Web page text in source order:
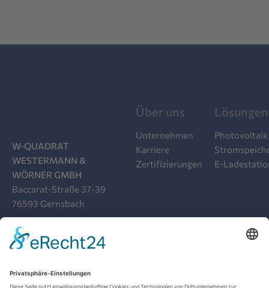
W-QUADRAT
WESTERMANN &
WÖRNER GMBH
Baccarat-Straße 37-39
76593 Gernsbach
Über uns
Unternehmen
Karriere
Zertifizierungen
Lösungen
Photovoltaik
E-
07224 9919-00